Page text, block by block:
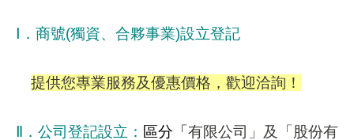
．商號(獨資、合夥事業)設立登記
提供您專業服務及優惠價格，歡迎洽詢！
．公司登記設立： 區分「 有限公司」及「股份有